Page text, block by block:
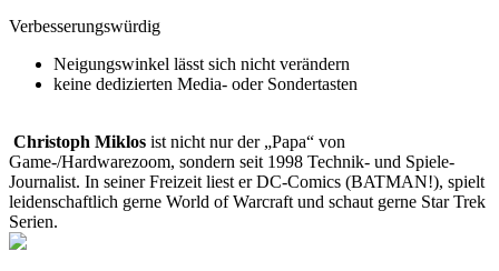
Verbesserungswürdig
Neigungswinkel lässt sich nicht verändern
keine dedizierten Media- oder Sondertasten
Christoph Miklos ist nicht nur der „Papa“ von
Game-/Hardwarezoom, sondern seit 1998 Technik- und Spiele-
Journalist. In seiner Freizeit liest er DC-Comics (BATMAN!), spielt
leidenschaftlich gerne World of Warcraft und schaut gerne Star Trek
Serien.